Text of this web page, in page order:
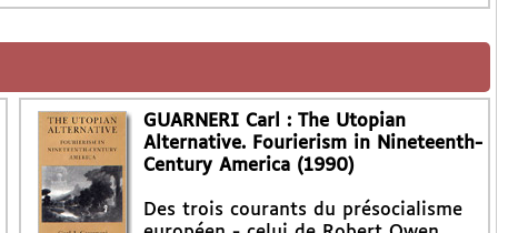
GUARNERI Carl : The Utopian
Alternative. Fourierism in Nineteenth-
Century America (1990)
Des trois courants du présocialisme